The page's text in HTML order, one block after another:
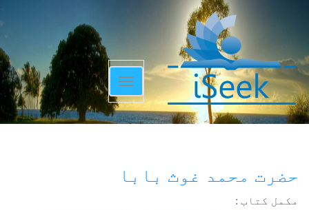
Toggle
navigation
حضرت محمد غوث بابا
مکمل کتاب :